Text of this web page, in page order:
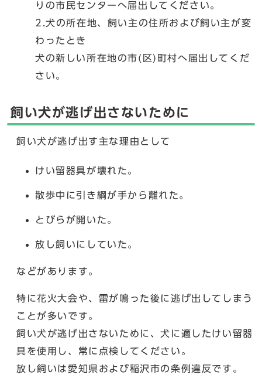
りの市民センターへ届出してください。
2.犬の所在地、飼い主の住所および飼い主が変
わったとき
犬の新しい所在地の市(区)町村へ届出してくだ
さい。
飼い犬が逃げ出さないために
飼い犬が逃げ出す主な理由として
けい留器具が壊れた。
散歩中に引き綱が手から離れた。
とびらが開いた。
放し飼いにしていた。
などがあります。
特に花火大会や、雷が鳴った後に逃げ出してしまう
ことが多いです。
飼い犬が逃げ出さないために、犬に適したけい留器
具を使用し、常に点検してください。
放し飼いは愛知県および稲沢市の条例違反です。